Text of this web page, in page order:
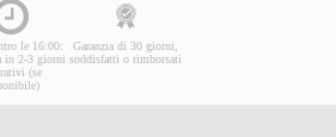
le 16:00:
in 2-3 giorni
(se
Garanzia di 30 giorni,
soddisfatti o rimborsati